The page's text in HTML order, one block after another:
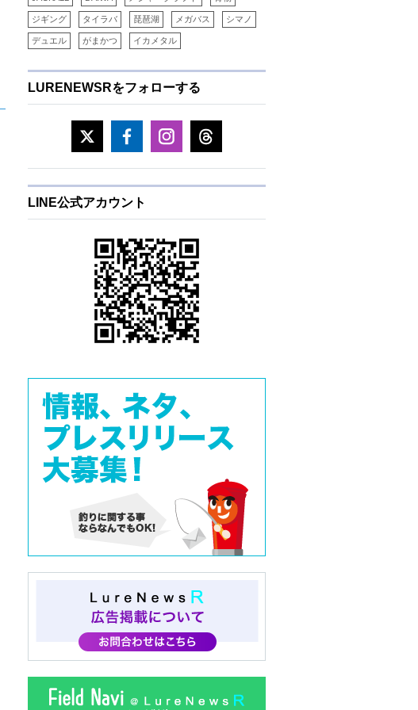
ジギング タイラバ 琵琶湖 メガバス シマノ
デュエル がまかつ イカメタル
LURENEWSRをフォローする
LINE公式アカウント